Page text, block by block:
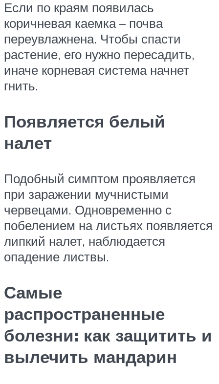
Если по краям появилась
коричневая каемка – почва
переувлажнена. Чтобы спасти
растение, его нужно пересадить,
иначе корневая система начнет
гнить.
Появляется белый
налет
Подобный симптом проявляется
при заражении мучнистыми
червецами. Одновременно с
побелением на листьях появляется
липкий налет, наблюдается
опадение листвы.
Самые
распространенные
болезни: как защитить и
вылечить мандарин